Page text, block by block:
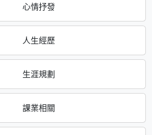
心情抒發
人生經歷
生涯規劃
課業相關